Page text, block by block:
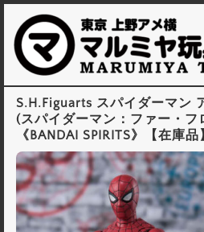
S.H.Figuarts スパイダーマン
(スパイダーマン：ファー・フ
《BANDAI SPIRITS》【在庫品